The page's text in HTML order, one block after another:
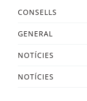
CONSELLS
GENERAL
NOTÍCIES
NOTÍCIES